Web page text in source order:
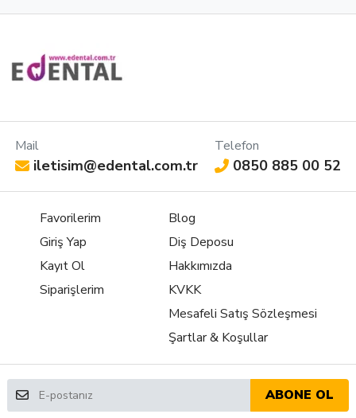
Yapışkan olmayan yüzeyi sayesinde, birkaç
1. Başlangıç durumu
2. TEMPSMART DC uygulanır, ağza
yerleştirildikten
2’ 30” sonra restorasyon ağızdan çıkarılır ve ışıkla
yapılır.
4. Sonuç olarak; yüksek parlaklıkta nihai geçici
Mail
iletisim@edental.com.tr
Telefon
0850 885 00 52
Favorilerim
Giriş Yap
Kayıt Ol
Siparişlerim
Blog
Diş Deposu
Hakkımızda
KVKK
Mesafeli Satış Sözleşmesi
Şartlar & Koşullar
ABONE OL